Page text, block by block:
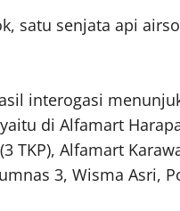
satu senjata api
interogasi
di Alfamart
Alfamart
3, Wisma Asri,